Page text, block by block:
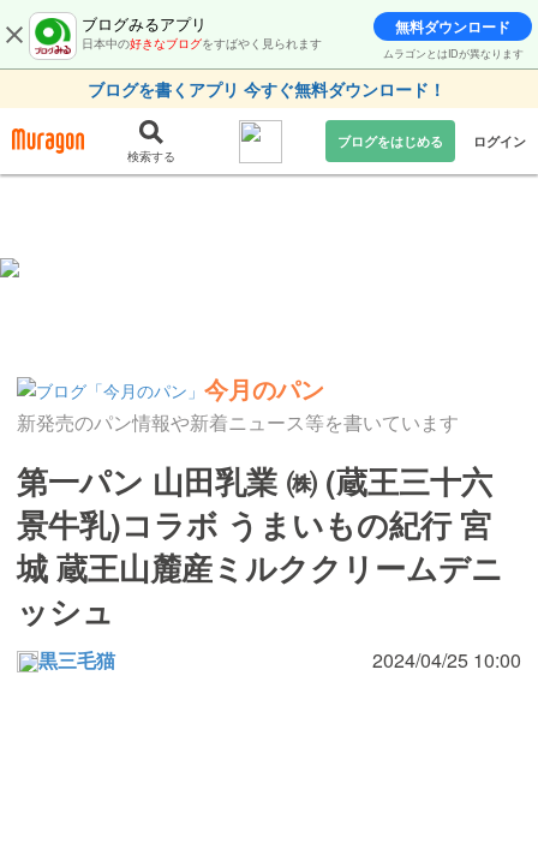
ブログみるアプリ
日本中の好きなブログをすばやく見られます
無料ダウンロード
ムラゴンとはIDが異なります
ブログを書くアプリ 今すぐ無料ダウンロード！
検索する
ブログをはじめる ログイン
今月のパン
新発売のパン情報や新着ニュース等を書いています
第一パン 山田乳業 ㈱ (蔵王三十六
景牛乳)コラボ うまいもの紀行 宮
城 蔵王山麓産ミルククリームデニ
ッシュ
黒三毛猫 2024/04/25 10:00